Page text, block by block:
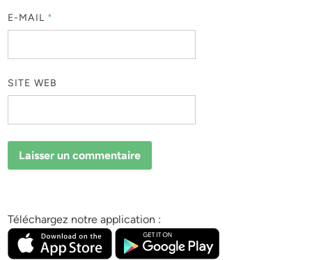
E-MAIL *
SITE WEB
Téléchargez notre application :